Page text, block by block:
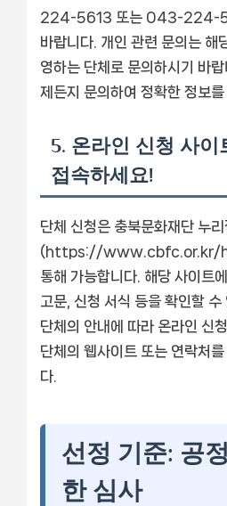
224-5613 또는 043-224-
바랍니다. 개인 관련 문의는 해
영하는 단체로 문의하시기 바
제든지 문의하여 정확한 정보
5. 온라인 신청 사이
접속하세요!
단체 신청은 충북문화재단 누리
(https://www.cbfc.or.kr/
통해 가능합니다. 해당 사이트
고문, 신청 서식 등을 확인할
단체의 안내에 따라 온라인 신
단체의 웹사이트 또는 연락처
다.
선정 기준: 공
한 심사